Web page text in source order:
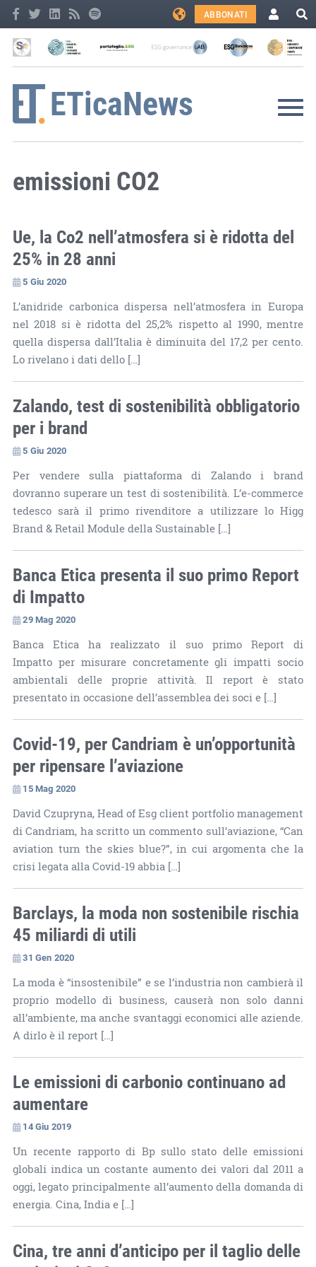
ABBONATI
emissioni CO2
Ue, la Co2 nell’atmosfera si è ridotta del
25% in 28 anni
5 Giu 2020
L’anidride carbonica dispersa nell’atmosfera in Europa
nel 2018 si è ridotta del 25,2% rispetto al 1990, mentre
quella dispersa dall’Italia è diminuita del 17,2 per cento.
Lo rivelano i dati dello […]
Zalando, test di sostenibilità obbligatorio
per i brand
5 Giu 2020
Per vendere sulla piattaforma di Zalando i brand
dovranno superare un test di sostenibilità. L’e-commerce
tedesco sarà il primo rivenditore a utilizzare lo Higg
Brand & Retail Module della Sustainable […]
Banca Etica presenta il suo primo Report
di Impatto
29 Mag 2020
Banca Etica ha realizzato il suo primo Report di
Impatto per misurare concretamente gli impatti socio
ambientali delle proprie attività. Il report è stato
presentato in occasione dell’assemblea dei soci e […]
Covid-19, per Candriam è un’opportunità
per ripensare l’aviazione
15 Mag 2020
David Czupryna, Head of Esg client portfolio management
di Candriam, ha scritto un commento sull’aviazione, “Can
aviation turn the skies blue?”, in cui argomenta che la
crisi legata alla Covid-19 abbia […]
Barclays, la moda non sostenibile rischia
45 miliardi di utili
31 Gen 2020
La moda è “insostenibile” e se l’industria non cambierà il
proprio modello di business, causerà non solo danni
all’ambiente, ma anche svantaggi economici alle aziende.
A dirlo è il report […]
Le emissioni di carbonio continuano ad
aumentare
14 Giu 2019
Un recente rapporto di Bp sullo stato delle emissioni
globali indica un costante aumento dei valori dal 2011 a
oggi, legato principalmente all’aumento della domanda di
energia. Cina, India e […]
Cina, tre anni d’anticipo per il taglio delle